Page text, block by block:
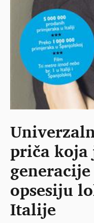
priča
opsesiju
Italije